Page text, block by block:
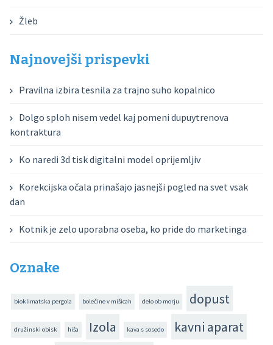
Žleb
Najnovejši prispevki
Pravilna izbira tesnila za trajno suho kopalnico
Dolgo sploh nisem vedel kaj pomeni dupuytrenova
kontraktura
Ko naredi 3d tisk digitalni model oprijemljiv
Korekcijska očala prinašajo jasnejši pogled na svet vsak
dan
Kotnik je zelo uporabna oseba, ko pride do marketinga
Oznake
bioklimatska pergola bolečine v mišicah delo ob morju dopust
družinski obisk hiša Izola kava s sosedo kavni aparat